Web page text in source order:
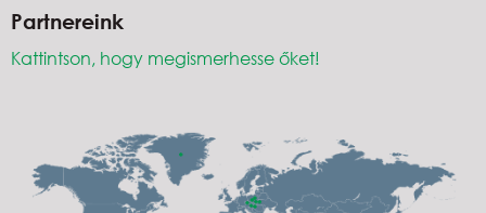
Partnereink
Kattintson, hogy megismerhesse őket!